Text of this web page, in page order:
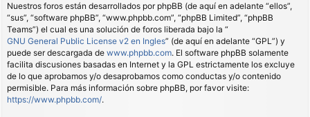
Nuestros foros están desarrollados por phpBB (de aquí en adelante “ellos”,
“sus”, “software phpBB”, “www.phpbb.com”, “phpBB Limited”, “phpBB
Teams”) el cual es una solución de foros liberada bajo la “
GNU General Public License v2 en Ingles” (de aquí en adelante “GPL”) y
puede ser descargada de www.phpbb.com. El software phpBB solamente
facilita discusiones basadas en Internet y la GPL estrictamente los excluye
de lo que aprobamos y/o desaprobamos como conductas y/o contenido
permisible. Para más información sobre phpBB, por favor visite:
https://www.phpbb.com/.